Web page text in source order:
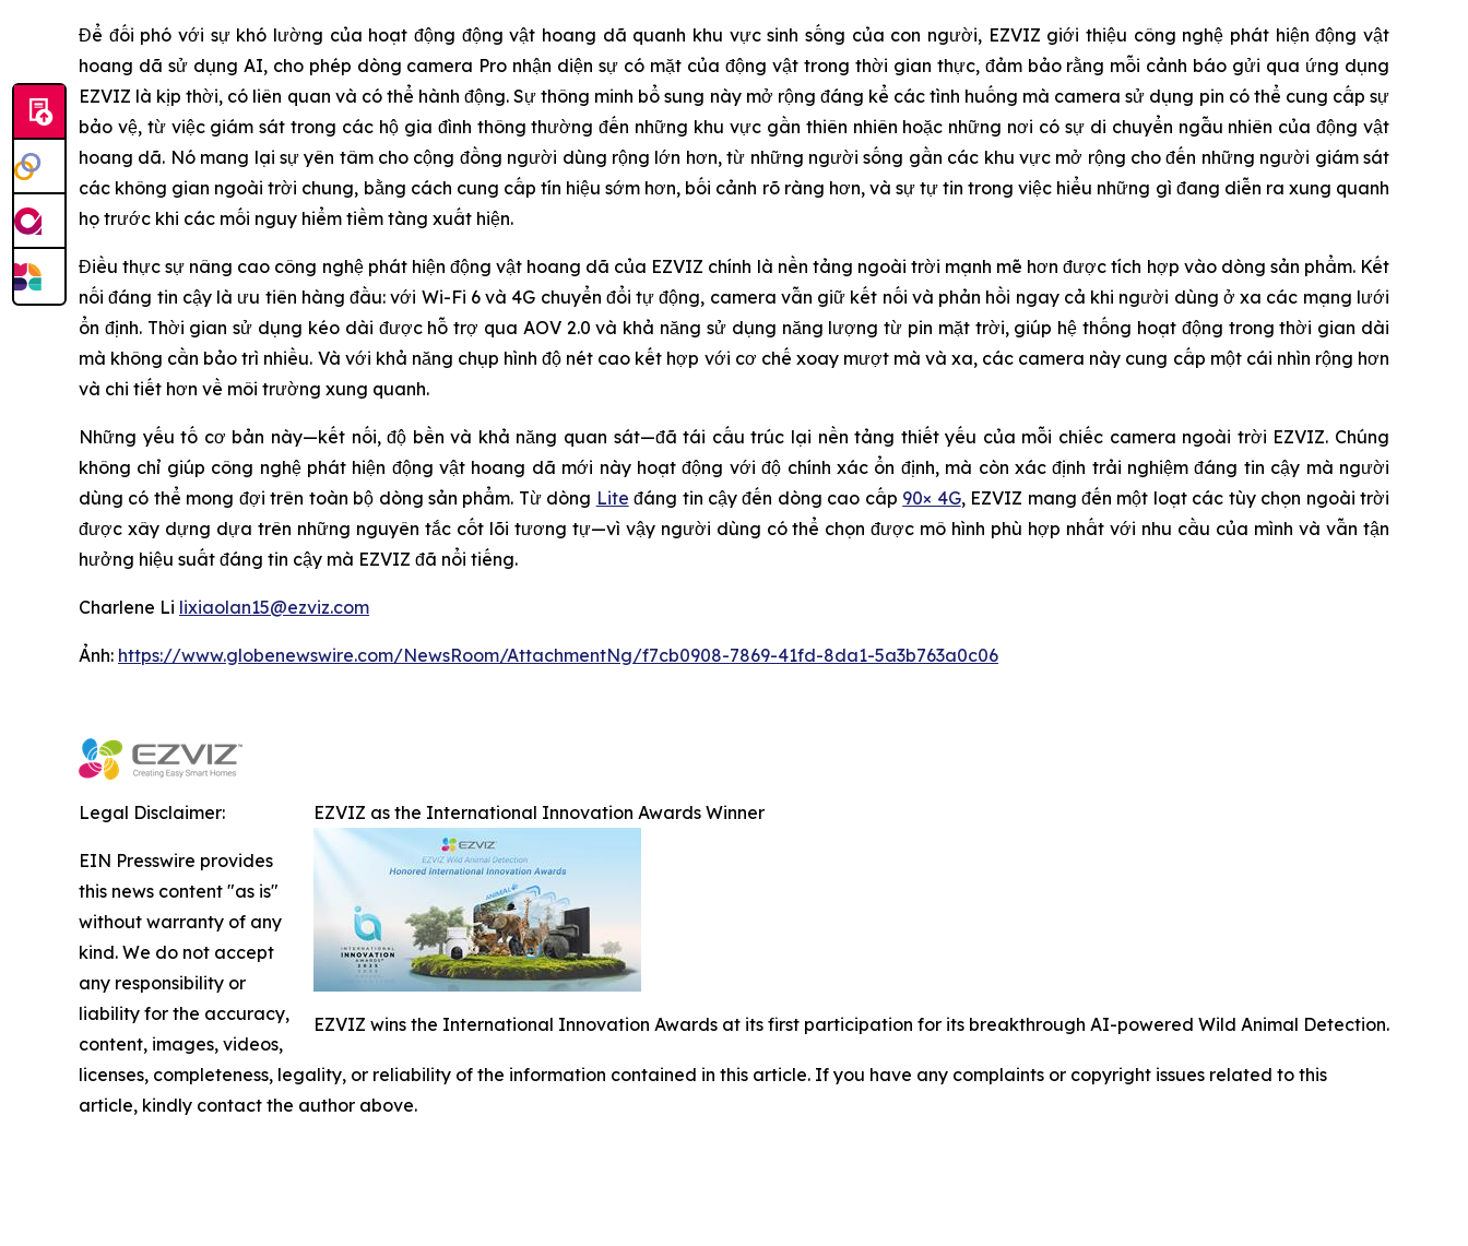
Để đối phó với sự khó lường của hoạt động động vật hoang dã quanh khu vực sinh sống của con người, EZVIZ giới thiệu công nghệ phát hiện động vật
hoang dã sử dụng AI, cho phép dòng camera Pro nhận diện sự có mặt của động vật trong thời gian thực, đảm bảo rằng mỗi cảnh báo gửi qua ứng dụng
EZVIZ là kịp thời, có liên quan và có thể hành động. Sự thông minh bổ sung này mở rộng đáng kể các tình huống mà camera sử dụng pin có thể cung cấp sự
bảo vệ, từ việc giám sát trong các hộ gia đình thông thường đến những khu vực gần thiên nhiên hoặc những nơi có sự di chuyển ngẫu nhiên của động vật
hoang dã. Nó mang lại sự yên tâm cho cộng đồng người dùng rộng lớn hơn, từ những người sống gần các khu vực mở rộng cho đến những người giám sát
các không gian ngoài trời chung, bằng cách cung cấp tín hiệu sớm hơn, bối cảnh rõ ràng hơn, và sự tự tin trong việc hiểu những gì đang diễn ra xung quanh
họ trước khi các mối nguy hiểm tiềm tàng xuất hiện.
Điều thực sự nâng cao công nghệ phát hiện động vật hoang dã của EZVIZ chính là nền tảng ngoài trời mạnh mẽ hơn được tích hợp vào dòng sản phẩm. Kết
nối đáng tin cậy là ưu tiên hàng đầu: với Wi-Fi 6 và 4G chuyển đổi tự động, camera vẫn giữ kết nối và phản hồi ngay cả khi người dùng ở xa các mạng lưới
ổn định. Thời gian sử dụng kéo dài được hỗ trợ qua AOV 2.0 và khả năng sử dụng năng lượng từ pin mặt trời, giúp hệ thống hoạt động trong thời gian dài
mà không cần bảo trì nhiều. Và với khả năng chụp hình độ nét cao kết hợp với cơ chế xoay mượt mà và xa, các camera này cung cấp một cái nhìn rộng hơn
và chi tiết hơn về môi trường xung quanh.
Những yếu tố cơ bản này—kết nối, độ bền và khả năng quan sát—đã tái cấu trúc lại nền tảng thiết yếu của mỗi chiếc camera ngoài trời EZVIZ. Chúng
không chỉ giúp công nghệ phát hiện động vật hoang dã mới này hoạt động với độ chính xác ổn định, mà còn xác định trải nghiệm đáng tin cậy mà người
dùng có thể mong đợi trên toàn bộ dòng sản phẩm. Từ dòng Lite đáng tin cậy đến dòng cao cấp 90× 4G, EZVIZ mang đến một loạt các tùy chọn ngoài trời
được xây dựng dựa trên những nguyên tắc cốt lõi tương tự—vì vậy người dùng có thể chọn được mô hình phù hợp nhất với nhu cầu của mình và vẫn tận
hưởng hiệu suất đáng tin cậy mà EZVIZ đã nổi tiếng.
Charlene Li lixiaolan15@ezviz.com
Ảnh: https://www.globenewswire.com/NewsRoom/AttachmentNg/f7cb0908-7869-41fd-8da1-5a3b763a0c06
EZVIZ as the International Innovation Awards Winner
EZVIZ wins the International Innovation Awards at its first participation for its breakthrough AI-powered Wild Animal Detection.
Legal Disclaimer:
EIN Presswire provides
this news content "as is"
without warranty of any
kind. We do not accept
any responsibility or
liability for the accuracy,
content, images, videos,
licenses, completeness, legality, or reliability of the information contained in this article. If you have any complaints or copyright issues related to this
article, kindly contact the author above.